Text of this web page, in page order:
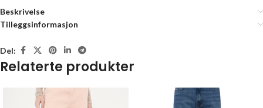
Beskrivelse
Tilleggsinformasjon
Del:
Relaterte produkter